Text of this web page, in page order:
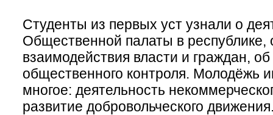
Студенты из первых уст узнали о
Общественной палаты в
взаимодействия власти и граждан,
общественного контроля. Молодёжь
многое: деятельность
развитие добровольческого